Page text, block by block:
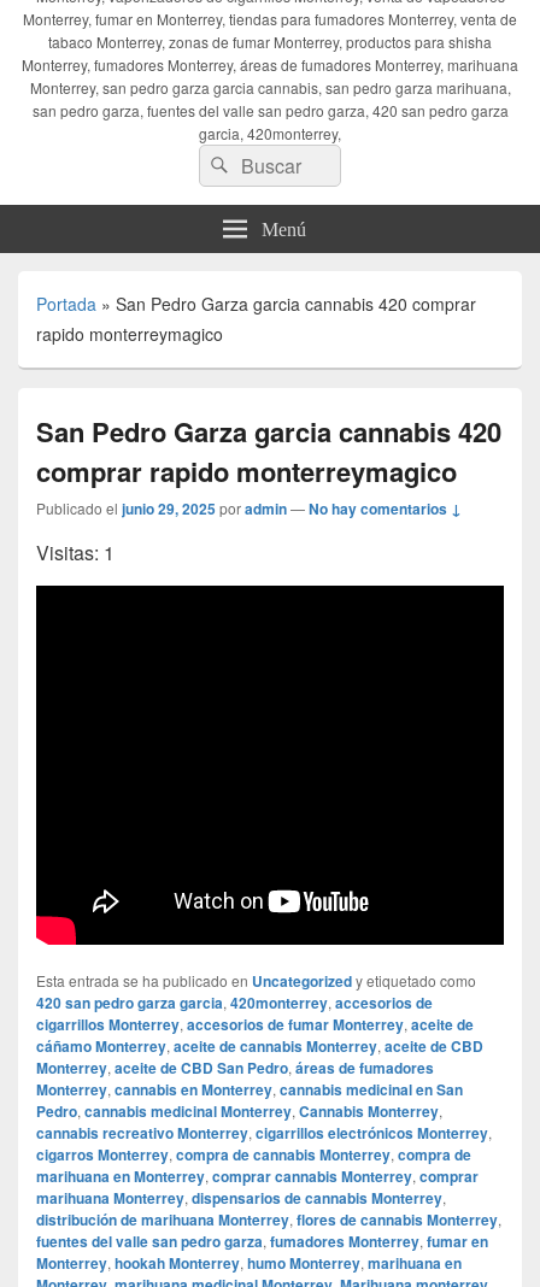
Monterrey, fumar en Monterrey, tiendas para fumadores Monterrey, venta de
tabaco Monterrey, zonas de fumar Monterrey, productos para shisha
Monterrey, fumadores Monterrey, áreas de fumadores Monterrey, marihuana
Monterrey, san pedro garza garcia cannabis, san pedro garza marihuana,
san pedro garza, fuentes del valle san pedro garza, 420 san pedro garza
garcia, 420monterrey,
Buscar
por:
Buscar
Menú
Portada » San Pedro Garza garcia cannabis 420 comprar
rapido monterreymagico
San Pedro Garza garcia cannabis 420
comprar rapido monterreymagico
Publicado el junio 29, 2025poradmin—No hay comentarios ↓
Visitas: 1
Esta entrada se ha publicado en Uncategorizedy etiquetado como
420 san pedro garza garcia, 420monterrey, accesorios de
cigarrillos Monterrey, accesorios de fumar Monterrey, aceite de
cáñamo Monterrey, aceite de cannabis Monterrey, aceite de CBD
Monterrey, aceite de CBD San Pedro, áreas de fumadores
Monterrey, cannabis en Monterrey, cannabis medicinal en San
Pedro, cannabis medicinal Monterrey, Cannabis Monterrey,
cannabis recreativo Monterrey, cigarrillos electrónicos Monterrey,
cigarros Monterrey, compra de cannabis Monterrey, compra de
marihuana en Monterrey, comprar cannabis Monterrey, comprar
marihuana Monterrey, dispensarios de cannabis Monterrey,
distribución de marihuana Monterrey, flores de cannabis Monterrey,
fuentes del valle san pedro garza, fumadores Monterrey, fumar en
Monterrey, hookah Monterrey, humo Monterrey, marihuana en